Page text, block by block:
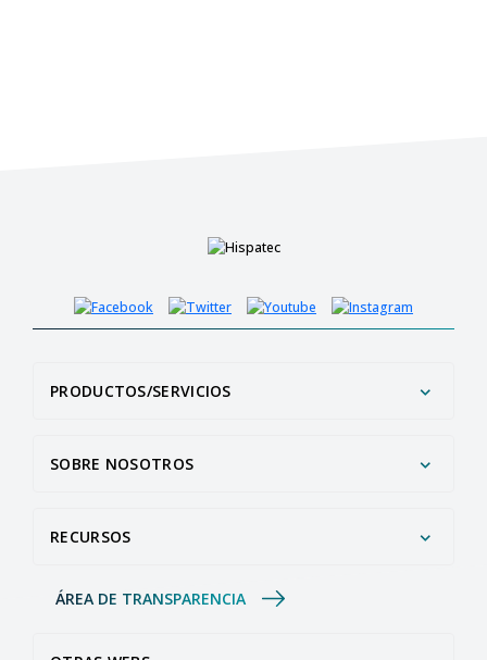
PRODUCTOS/SERVICIOS
SOBRE NOSOTROS
RECURSOS
ÁREA DE TRANSPARENCIA